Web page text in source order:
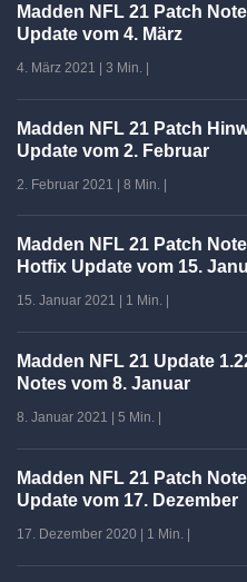
Madden NFL 21 Patch
Update vom 4. März
4. März 2021 3 Min.
Madden NFL 21 Patch
Update vom 2. Februar
2. Februar 2021 | 8 Min. |
Madden NFL 21 Patch
Hotfix Update vom 15.
15. Januar 2021 1 Min.
Madden NFL 21 Update
Notes vom 8. Januar
8. Januar 2021 5 Min.
Madden NFL 21 Patch
Update vom 17. Dezember
17. Dezember 2020 1 Min.